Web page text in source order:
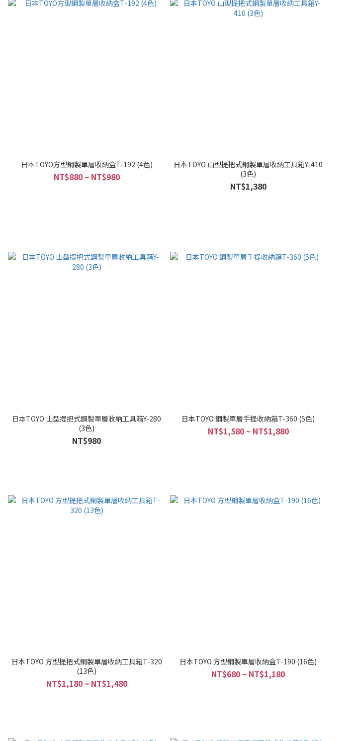
日本TOYO方型鋼製單層收納盒T-192 (4色)
NT$880 ~ NT$980
日本TOYO 山型提把式鋼製單層收納工具箱Y-410
(3色)
NT$1,380
日本TOYO 山型提把式鋼製單層收納工具箱Y-280
(3色)
NT$980
日本TOYO 鋼製單層手提收納箱T-360 (5色)
NT$1,580 ~ NT$1,880
日本TOYO 方型提把式鋼製單層收納工具箱T-320
(13色)
NT$1,180 ~ NT$1,480
日本TOYO 方型鋼製單層收納盒T-190 (16色)
NT$680 ~ NT$1,180